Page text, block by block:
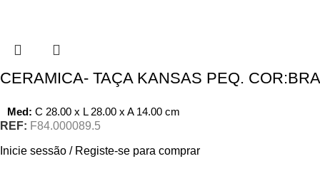
CERAMICA- TAÇA KANSAS PEQ.
Med: C 28.00 x L 28.00 x A 14.00 cm
REF: F84.000089.5
Inicie sessão / Registe-se para comprar